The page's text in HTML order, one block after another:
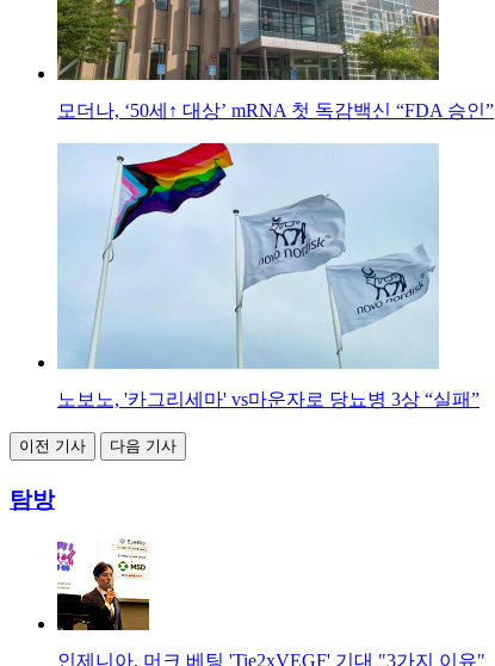
모더나, ‘50세↑ 대상’ mRNA 첫 독감백신 “FDA 승인”
노보노, '카그리세마' vs마운자로 당뇨병 3상 “실패”
이전 기사 다음 기사
탐방
인제니아, 머크 베팅 'Tie2xVEGF' 기대 "3가지 이유"